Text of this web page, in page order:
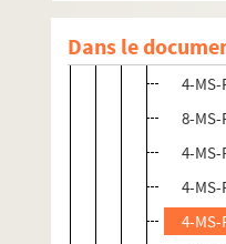
Dans le
4-MS-
4-MS-
4-MS-
8-MS-
4-
4-MS-
4-MS-